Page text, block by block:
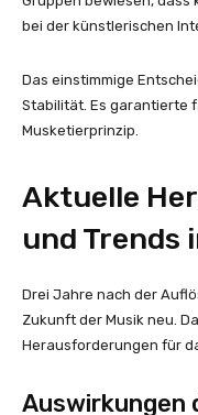
bei der künstlerischen
Das einstimmige
Stabilität. Es garantierte
Musketierprinzip.
Aktuelle
und Trends
Drei Jahre nach der
Zukunft der Musik neu.
Herausforderungen für
Auswirkungen